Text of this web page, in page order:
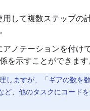
して複数ステップの
アノテーションを付け
を示すことができます
しますが、「ギアの数を
、他のタスクにコード